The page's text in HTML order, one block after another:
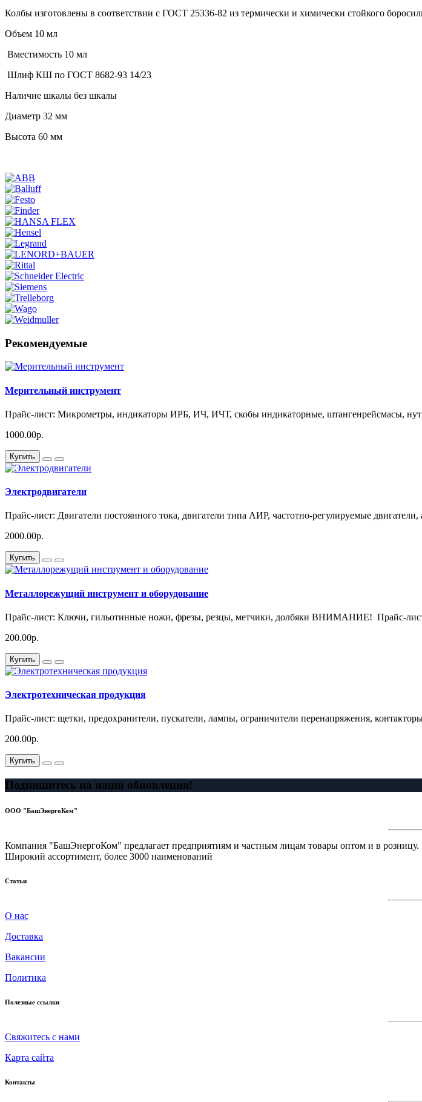
Колбы изготовлены в соответствии с ГОСТ 25336-82 из термически и химически стойкого
Объем 10 мл
Вместимость 10 мл
Шлиф КШ по ГОСТ 8682-93 14/23
Наличие шкалы без шкалы
Диаметр 32 мм
Высота 60 мм
Рекомендуемые
Мерительный инструмент
Прайс-лист: Микрометры, индикаторы ИРБ, ИЧ, ИЧТ, скобы индикаторные, штангенрейсмасы,
1000.00р.
Купить
Электродвигатели
Прайс-лист: Двигатели постоянного тока, двигатели типа АИР, частотно-регулируемые двигатели,
2000.00р.
Купить
Металлорежущий инструмент и оборудование
Прайс-лист: Ключи, гильотинные ножи, фрезы, резцы, метчики, долбяки ВНИМАНИЕ! Прайс-
200.00р.
Купить
Электротехническая продукция
Прайс-лист: щетки, предохранители, пускатели, лампы, ограничители перенапряжения,
200.00р.
Купить
Подпишитесь на наши обновления!
ООО "БашЭнергоКом"
Компания "БашЭнергоКом" предлагает предприятиям и частным лицам товары оптом и в розницу.
Широкий ассортимент, более 3000 наименований
Статьи
О нас
Доставка
Вакансии
Политика
Полезные ссылки
Cвяжитесь с нами
Карта сайта
Контакты